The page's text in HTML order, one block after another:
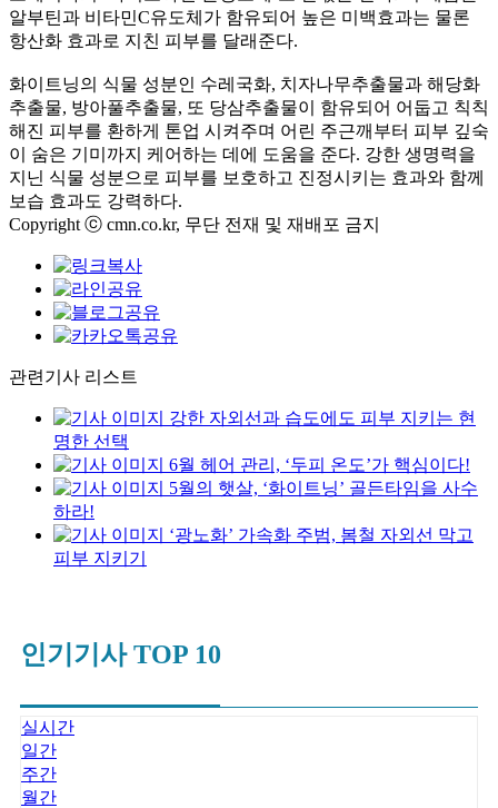
알부틴과 비타민C유도체가 함유되어 높은 미백효과는 물론
항산화 효과로 지친 피부를 달래준다.
화이트닝의 식물 성분인 수레국화, 치자나무추출물과 해당화
추출물, 방아풀추출물, 또 당삼추출물이 함유되어 어둡고 칙칙
해진 피부를 환하게 톤업 시켜주며 어린 주근깨부터 피부 깊숙
이 숨은 기미까지 케어하는 데에 도움을 준다. 강한 생명력을
지닌 식물 성분으로 피부를 보호하고 진정시키는 효과와 함께
보습 효과도 강력하다.
Copyright ⓒ cmn.co.kr, 무단 전재 및 재배포 금지
관련기사 리스트
강한 자외선과 습도에도 피부 지키는 현
명한 선택
6월 헤어 관리, ‘두피 온도’가 핵심이다!
5월의 햇살, ‘화이트닝’ 골든타임을 사수
하라!
‘광노화’ 가속화 주범, 봄철 자외선 막고
피부 지키기
인기기사 TOP 10
실시간
일간
주간
월간